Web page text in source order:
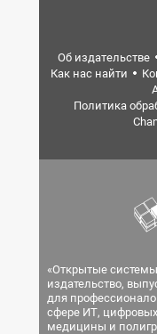
Об издательстве
Как нас найти
Политика
«Открытые
издательство,
для
сфере ИТ,
медицины и